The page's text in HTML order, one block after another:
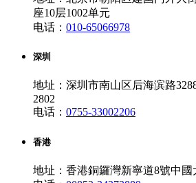
座10层1002单元
电话： 010-65066978
深圳
地址：深圳市南山区后海滨路
2802
电话： 0755-33002206
香港
地址：香港銅鑼灣新寧道8號中國